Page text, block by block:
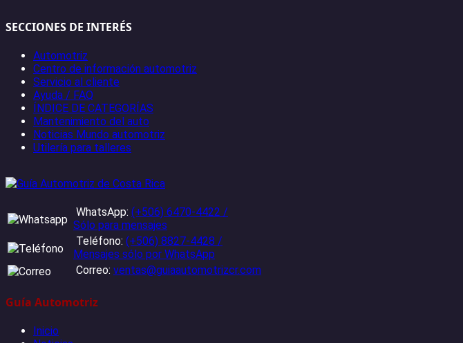
SECCIONES DE INTERÉS
Automotriz
Centro de información automotriz
Servicio al cliente
Ayuda / FAQ
ÍNDICE DE CATEGORÍAS
Mantenimiento del auto
Noticias Mundo automotriz
Utilería para talleres
WhatsApp: (+506) 6470-4422 /
Sólo para mensajes
Teléfono: (+506) 8827-4428 /
Mensajes sólo por WhatsApp
Correo: ventas@guiaautomotrizcr.com
Guía Automotriz
Inicio